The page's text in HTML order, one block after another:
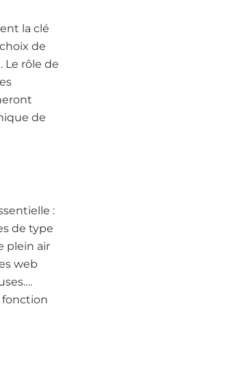
la clé
de
Le rôle de
de
:
de type
plein air
web
fonction